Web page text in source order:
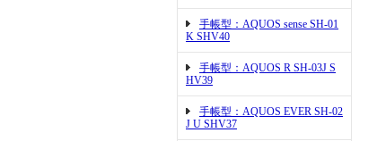
手帳型：AQUOS sense SH-01
K SHV40
手帳型：AQUOS R SH-03J S
HV39
手帳型：AQUOS EVER SH-02
J U SHV37